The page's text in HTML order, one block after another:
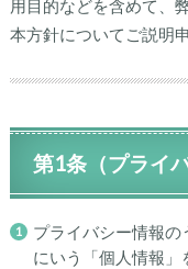
用目的などを含めて、
本方針についてご説明
第1条（プライ
プライバシー情報
にいう「個人情報」